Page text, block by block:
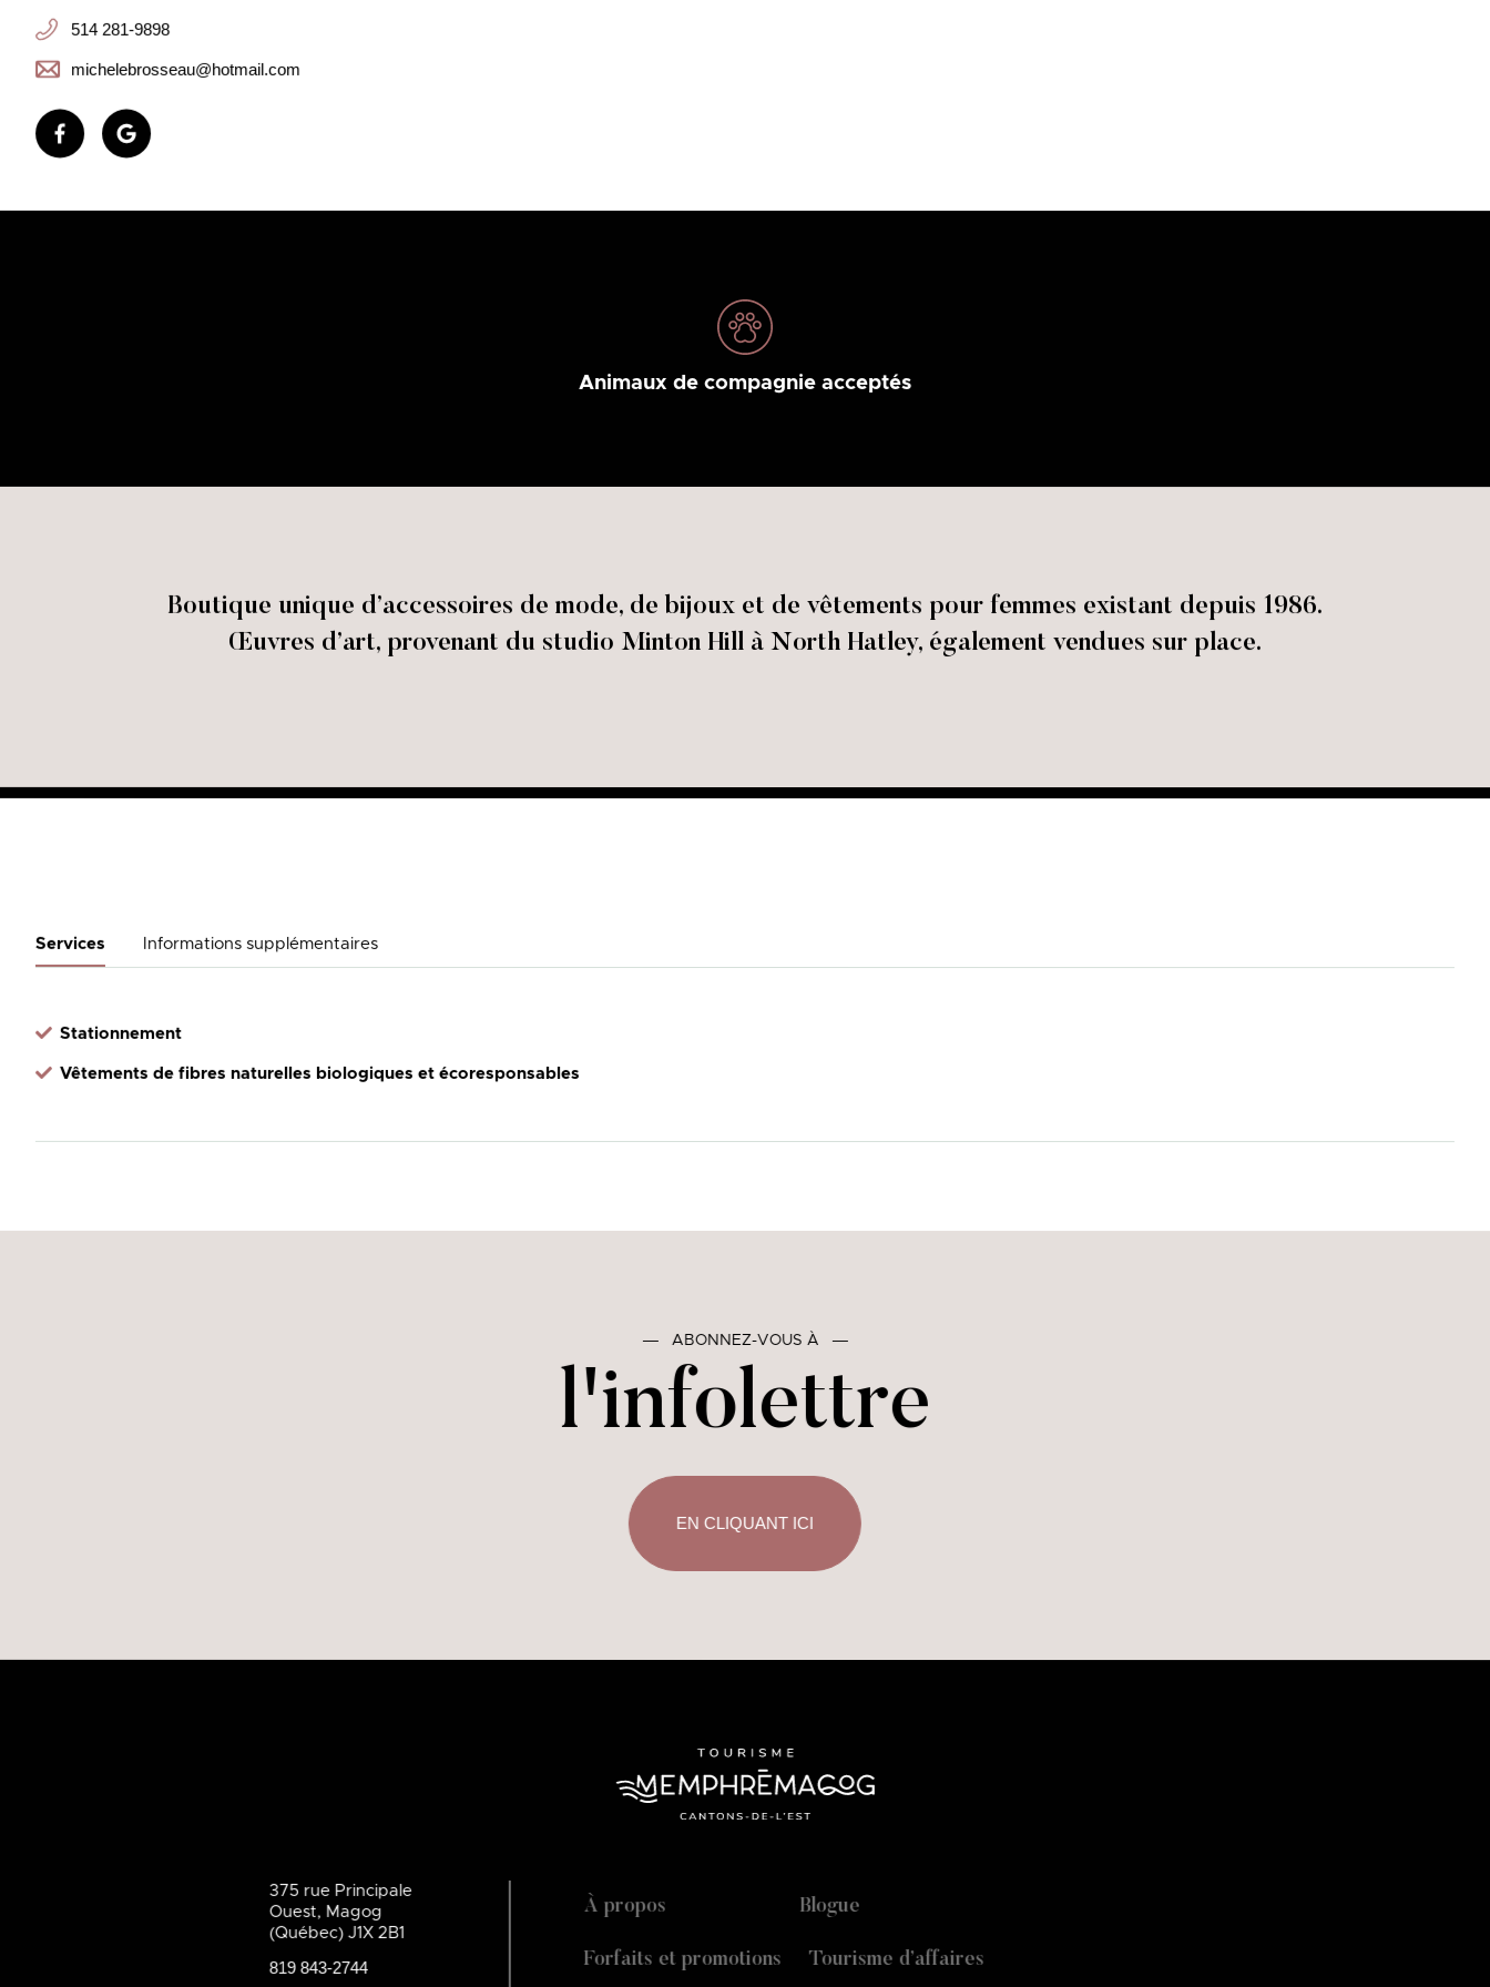
514 281-9898
michelebrosseau@hotmail.com
Animaux de compagnie acceptés
Boutique unique d’accessoires de mode, de bijoux et de vêtements pour femmes existant depuis 1986.
Œuvres d’art, provenant du studio Minton Hill à North Hatley, également vendues sur place.
Services Informations supplémentaires
Stationnement
Vêtements de fibres naturelles biologiques et écoresponsables
― ABONNEZ-VOUS À ―
l'infolettre
EN CLIQUANT ICI
375 rue Principale
Ouest, Magog
(Québec) J1X 2B1
819 843-2744
À propos Blogue
Forfaits et promotions Tourisme d’affaires